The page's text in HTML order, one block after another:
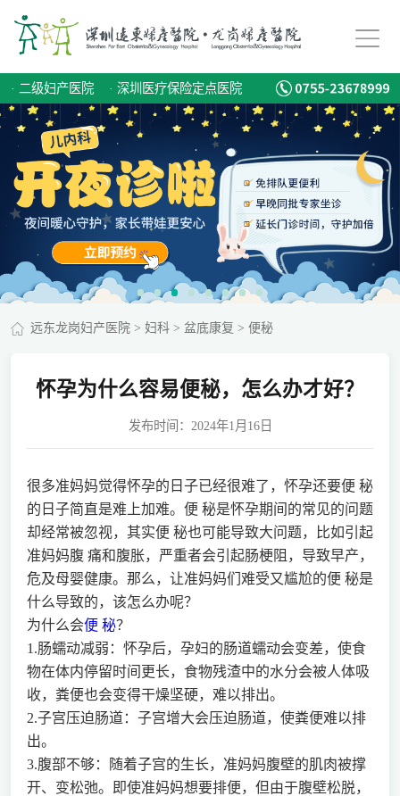
· 二级妇产医院 · 深圳医疗保险定点医院
远东龙岗妇产医院> 妇科> 盆底康复 > 便秘
怀孕为什么容易便秘，怎么办才好？
发布时间：2024年1月16日
很多准妈妈觉得怀孕的日子已经很难了，怀孕还要便 秘
的日子简直是难上加难。便 秘是怀孕期间的常见的问题
却经常被忽视，其实便 秘也可能导致大问题，比如引起
准妈妈腹 痛和腹胀，严重者会引起肠梗阻，导致早产，
危及母婴健康。那么，让准妈妈们难受又尴尬的便 秘是
什么导致的，该怎么办呢？
为什么会便 秘？
1.肠蠕动减弱：怀孕后，孕妇的肠道蠕动会变差，使食
物在体内停留时间更长，食物残渣中的水分会被人体吸
收，粪便也会变得干燥坚硬，难以排出。
2.子宫压迫肠道：子宫增大会压迫肠道，使粪便难以排
出。
3.腹部不够：随着子宫的生长，准妈妈腹壁的肌肉被撑
开、变松弛。即使准妈妈想要排便，但由于腹壁松脱，